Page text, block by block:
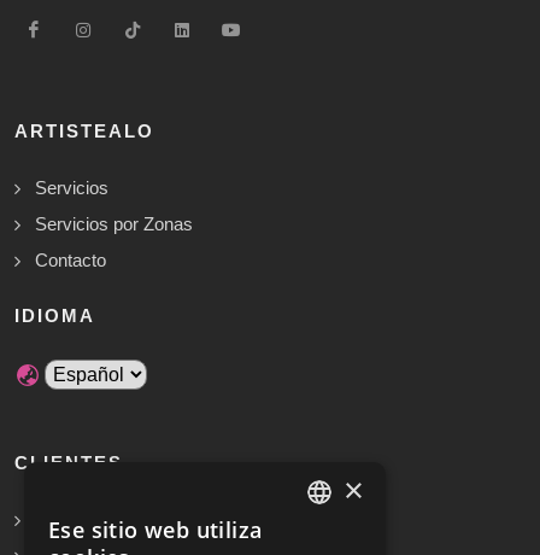
ARTISTEALO
Servicios
Servicios por Zonas
Contacto
IDIOMA
CLIENTES
Solicita Presupuesto Gratis
×
Ese sitio web utiliza